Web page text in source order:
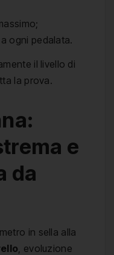
ogni pedalata.
il livello di
la prova.
e
da
in sella alla
, evoluzione